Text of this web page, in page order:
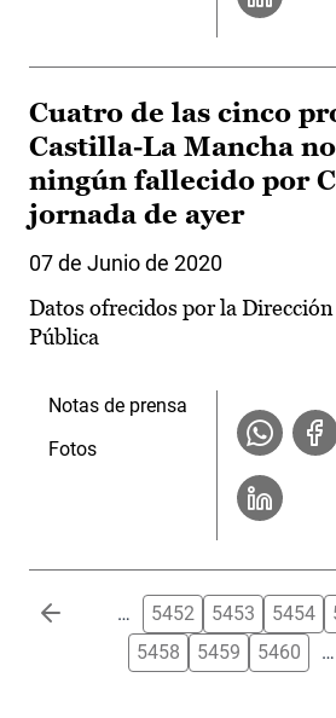
Cuatro de las cinco
Castilla-La Mancha
ningún fallecido por
jornada de ayer
07 de Junio de 2020
Datos ofrecidos por la
Pública
Notas de prensa
Fotos
Paginación … 5452 5453 5454
5458
5459 5460 …